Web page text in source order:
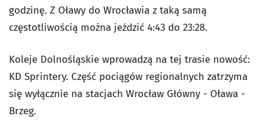
godzinę. Z Oławy do Wrocławia z taką samą
częstotliwością można jeździć 4:43 do 23:28.
Koleje Dolnośląskie wprowadzą na tej trasie nowość:
KD Sprintery. Część pociągów regionalnych zatrzyma
się wyłącznie na stacjach Wrocław Główny - Oława -
Brzeg.